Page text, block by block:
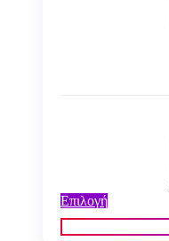
ΕπιλογήΑυτό
το
προϊόν